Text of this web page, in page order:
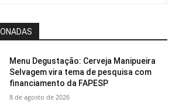
Menu Degustação: Cerveja Manipueira
Selvagem vira tema de pesquisa com
financiamento da FAPESP
8 de agosto de 2026